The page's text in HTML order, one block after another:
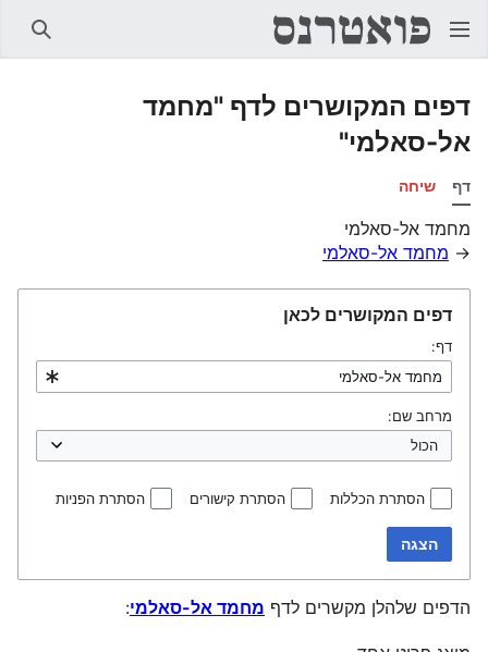
דפים המקושרים לדף "מחמד
אל-סאלמי"
דף שיחה
מחמד אל-סאלמי
→ מחמד אל-סאלמי
דפים המקושרים לכאן
דף:
מרחב שם:
הסתרת הכללות הסתרת קישורים הסתרת הפניות
הצגה
הדפים שלהלן מקשרים לדף מחמד אל-סאלמי: